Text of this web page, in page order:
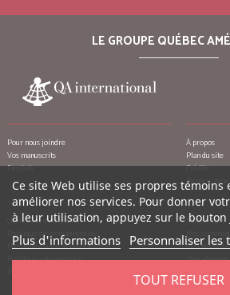
LE GROUPE QUÉBEC
Pour nous joindre
Vos manuscrits
Emplois
À propos
Plan du site
Crédits
Conditions d’utilisation
Politique de confidentialité
Politique contre le harcèlement
Politique anti-pourriels
Mon compte
Mes
Mes notes
Mes adresses
Mes bons de
Ce site Web utilise ses propres
améliorer nos services. Pour donner
à leur utilisation, appuyez sur le bouton
Plus d'informations Personnaliser les
TOUT REFUSER